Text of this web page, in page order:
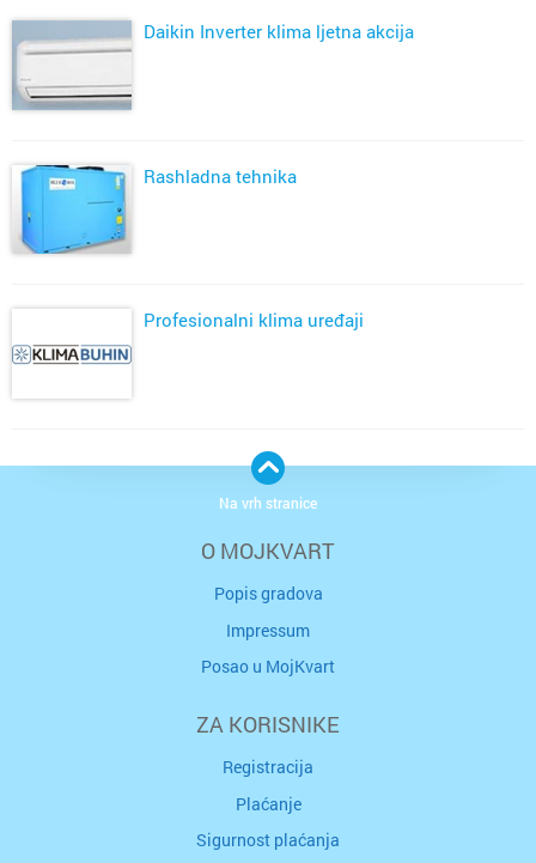
Daikin Inverter klima ljetna akcija
Rashladna tehnika
Profesionalni klima uređaji
O MOJKVART
Popis gradova
Impressum
Posao u MojKvart
ZA KORISNIKE
Registracija
Plaćanje
Sigurnost plaćanja
Na vrh stranice